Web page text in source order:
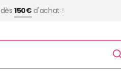
dès150€d'achat !